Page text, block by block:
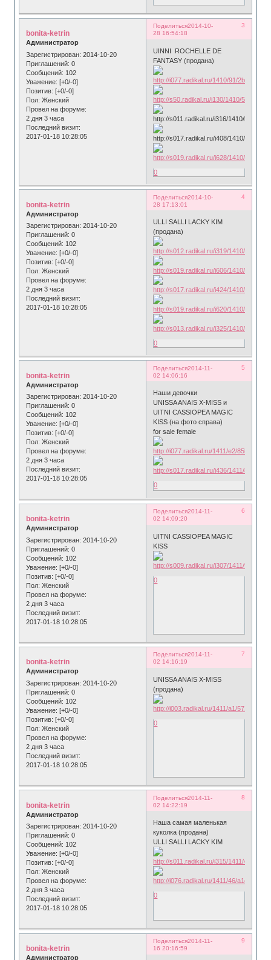
Поделиться 3
2014-10-
28 16:54:18
bonita-ketrin
Администратор
Зарегистрирован: 2014-10-20
Приглашений: 0
Сообщений: 102
Уважение: [+0/-0]
Позитив: [+0/-0]
Пол: Женский
Провел на форуме:
2 дня 3 часа
Последний визит:
2017-01-18 10:28:05
UINNI ROCHELLE DE
FANTASY (продана)
0
Поделиться 4
2014-10-
28 17:13:01
bonita-ketrin
Администратор
Зарегистрирован: 2014-10-20
Приглашений: 0
Сообщений: 102
Уважение: [+0/-0]
Позитив: [+0/-0]
Пол: Женский
Провел на форуме:
2 дня 3 часа
Последний визит:
2017-01-18 10:28:05
ULLI SALLI LACKY KIM
(продана)
0
Поделиться 5
2014-11-
02 14:06:16
bonita-ketrin
Администратор
Зарегистрирован: 2014-10-20
Приглашений: 0
Сообщений: 102
Уважение: [+0/-0]
Позитив: [+0/-0]
Пол: Женский
Провел на форуме:
2 дня 3 часа
Последний визит:
2017-01-18 10:28:05
Наши девочки
UNISSA ANAIS Х-MISS и
UITNI CASSIOPEA MAGIC
KISS (на фото справа)
for sale female
0
Поделиться 6
2014-11-
02 14:09:20
bonita-ketrin
Администратор
Зарегистрирован: 2014-10-20
Приглашений: 0
Сообщений: 102
Уважение: [+0/-0]
Позитив: [+0/-0]
Пол: Женский
Провел на форуме:
2 дня 3 часа
Последний визит:
2017-01-18 10:28:05
UITNI CASSIOPEA MAGIC
KISS
0
Поделиться 7
2014-11-
02 14:16:19
bonita-ketrin
Администратор
Зарегистрирован: 2014-10-20
Приглашений: 0
Сообщений: 102
Уважение: [+0/-0]
Позитив: [+0/-0]
Пол: Женский
Провел на форуме:
2 дня 3 часа
Последний визит:
2017-01-18 10:28:05
UNISSA ANAIS Х-MISS
(продана)
0
Поделиться 8
2014-11-
02 14:22:19
bonita-ketrin
Администратор
Зарегистрирован: 2014-10-20
Приглашений: 0
Сообщений: 102
Уважение: [+0/-0]
Позитив: [+0/-0]
Пол: Женский
Провел на форуме:
2 дня 3 часа
Последний визит:
2017-01-18 10:28:05
Наша самая маленькая
куколка (продана)
ULLI SALLI LACKY KIM
0
Поделиться 9
2014-11-
16 20:16:59
bonita-ketrin
Администратор